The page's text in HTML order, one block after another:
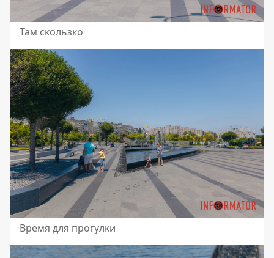
Там скользко
Время для прогулки